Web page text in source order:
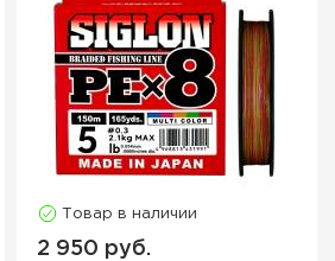
Товар в наличии
2 950 руб.